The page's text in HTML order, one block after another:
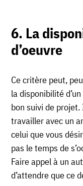
6. La
d’oeuvre
Ce critère peut,
la disponibilité
bon suivi de
travailler avec un
celui que vous
pas le temps de
Faire appel à un
d’attendre que ce